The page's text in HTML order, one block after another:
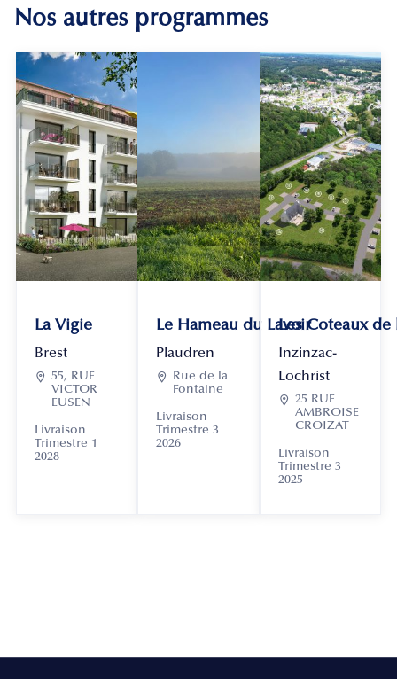
Nos autres programmes
La Vigie
Brest
 55, RUE
VICTOR
EUSEN
Livraison
Trimestre 1
2028
Le Hameau du Lavoir
Plaudren

Rue de la
Fontaine
Livraison
Trimestre 3
2026
Les Coteaux
Inzinzac-
Lochrist
 25 RUE
AMBROISE
CROIZAT
Livraison
Trimestre 3
2025